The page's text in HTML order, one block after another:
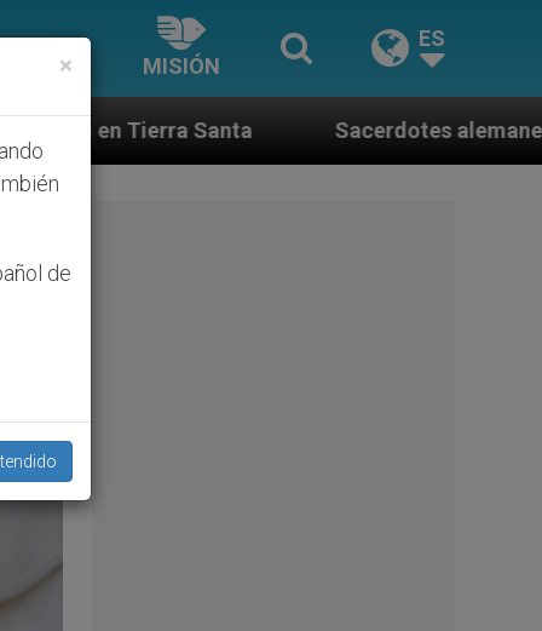
MISIÓN
ES
Sacerdotes alemanes fieles al Papa contestan
×
de